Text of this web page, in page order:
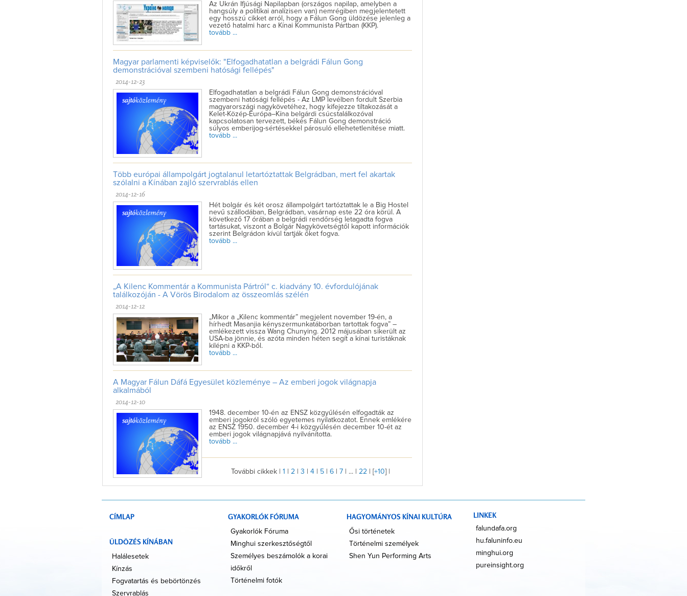
Az Ukrán Ifjúsági Napilapban (országos napilap, amelyben a
hangsúly a politikai analízisen van) nemrégiben megjelentetett
egy hosszú cikket arról, hogy a Fálun Gong üldözése jelenleg a
vezető hatalmi harc a Kínai Kommunista Pártban (KKP).
tovább ...
Magyar parlamenti képviselők: "Elfogadhatatlan a belgrádi Fálun Gong
demonstrációval szembeni hatósági fellépés"
2014-12-23
Elfogadhatatlan a belgrádi Fálun Gong demonstrációval
szembeni hatósági fellépés - Az LMP levélben fordult Szerbia
magyarországi nagykövetéhez, hogy kifejezze tiltakozását a
Kelet-Közép-Európa–Kína belgárdi csúcstalálkozóval
kapcsolatosan tervezett, békés Fálun Gong demonstráció
súlyos emberijog-sértésekkel párosuló ellehetetlenítése miatt.
tovább ...
Több európai állampolgárt jogtalanul letartóztattak Belgrádban, mert fel akartak
szólalni a Kínában zajló szervrablás ellen
2014-12-16
Hét bolgár és két orosz állampolgárt tartóztattak le a Big Hostel
nevű szállodában, Belgrádban, vasárnap este 22 óra körül. A
következő 17 órában a belgrádi rendőrség letagadta fogva
tartásukat, viszont a Bolgár Nagykövetségtől kapott információk
szerint Belgrádon kívül tartják őket fogva.
tovább ...
„A Kilenc Kommentár a Kommunista Pártról“ c. kiadvány 10. évfordulójának
találkozóján - A Vörös Birodalom az összeomlás szélén
2014-12-12
„Mikor a „Kilenc kommentár” megjelent november 19-én, a
hírhedt Masanjia kényszermunkatáborban tartottak fogva” –
emlékezett vissza Wang Chunying. 2012 májusában sikerült az
USA-ba jönnie, és azóta minden héten segít a kínai turistáknak
kilépni a KKP-ből.
tovább ...
A Magyar Fálun Dáfá Egyesület közleménye – Az emberi jogok világnapja
alkalmából
2014-12-10
1948. december 10-én az ENSZ közgyűlésén elfogadták az
emberi jogokról szóló egyetemes nyilatkozatot. Ennek emlékére
az ENSZ 1950. december 4-i közgyűlésén december 10-ét az
emberi jogok világnapjává nyilvánította.
tovább ...
További cikkek | 1 2 3 4 5 6 7 | ... | 22 +10
CÍMLAP
ÜLDÖZÉS KÍNÁBAN
Halálesetek
Kínzás
Fogvatartás és bebörtönzés
Szervrablás
GYAKORLÓK FÓRUMA
Gyakorlók Fóruma
Minghui szerkesztőségtől
Személyes beszámolók a korai
időkről
Történelmi fotók
HAGYOMÁNYOS KÍNAI KULTÚRA
Ősi történetek
Történelmi személyek
Shen Yun Performing Arts
LINKEK
falundafa.org
hu.faluninfo.eu
minghui.org
pureinsight.org